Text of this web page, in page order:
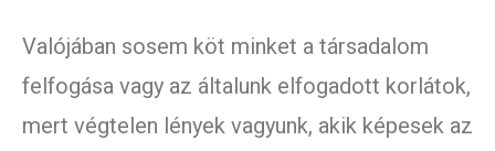
Valójában sosem köt minket a társadalom
felfogása vagy az általunk elfogadott korlátok,
mert végtelen lények vagyunk, akik képesek az